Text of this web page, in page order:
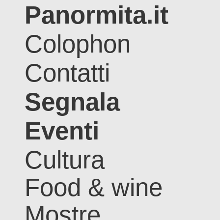
Panormita.it
Colophon
Contatti
Segnala
Eventi
Cultura
Food & wine